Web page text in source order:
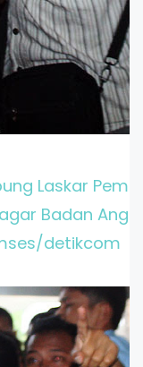
Laskar
Badan
detikcom